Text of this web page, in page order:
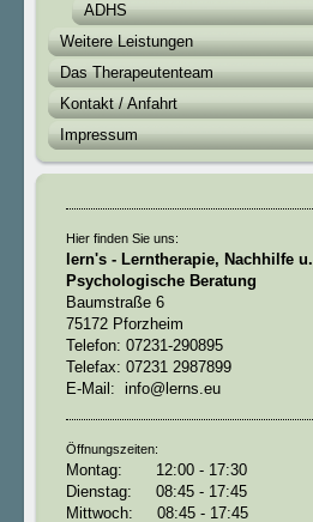
ADHS
Weitere Leistungen
Das Therapeutenteam
Kontakt / Anfahrt
Impressum
Hier finden Sie uns:
lern's - Lerntherapie, Nachhilfe u.
Psychologische Beratung
Baumstraße 6
75172 Pforzheim
Telefon: 07231-290895
Telefax: 07231 2987899
E-Mail: info@lerns.eu
Öffnungszeiten:
Montag: 12:00 - 17:30
Dienstag: 08:45 - 17:45
Mittwoch: 08:45 - 17:45